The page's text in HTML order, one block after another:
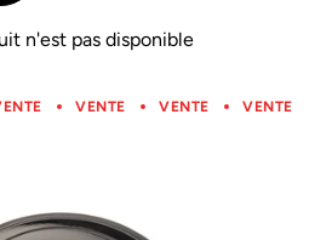
n'est pas disponible
VENTE VENTE VENTE